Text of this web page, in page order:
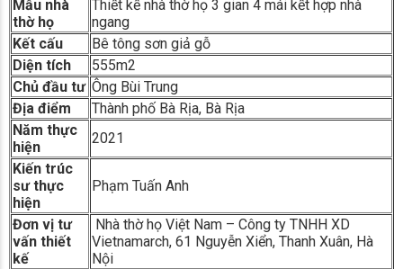
Mẫu nhà
thờ họ
Thiết kế nhà thờ họ 3 gian 4 mái kết hợp nhà
ngang
Kết cấu
Bê tông sơn giả gỗ
Diện tích
555m2
Chủ đầu tư Ông Bùi Trung
Địa điểm
Thành phố Bà Rịa, Bà Rịa
Năm thực
hiện
2021
Kiến trúc
sư thực
hiện
Phạm Tuấn Anh
Đơn vị tư
vấn thiết
kế
Nhà thờ họ Việt Nam – Công ty TNHH XD
Vietnamarch, 61 Nguyễn Xiển, Thanh Xuân, Hà
Nội